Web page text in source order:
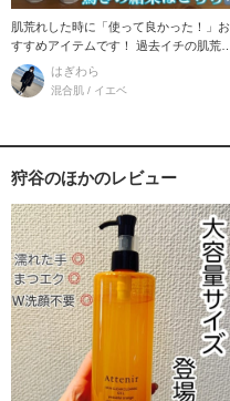
肌荒れした時に「使って良かった！」お
すすめアイテムです！ 過去イチの肌荒れ
を経験した
はぎわら
混合肌 / イエベ
狩谷のほかのレビュー